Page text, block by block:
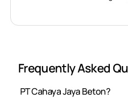
Frequently Asked
PT Cahaya Jaya Beton?